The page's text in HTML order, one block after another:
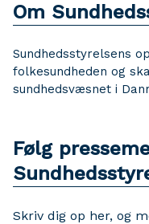
Om
Sundhedsstyrelsens
folkesundheden og
sundhedsvæsnet i
Følg
Skriv dig op her, og